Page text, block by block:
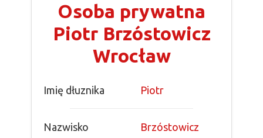
Osoba prywatna
Piotr Brzóstowicz
Wrocław
Imię dłuznika Piotr
Nazwisko
Brzóstowicz